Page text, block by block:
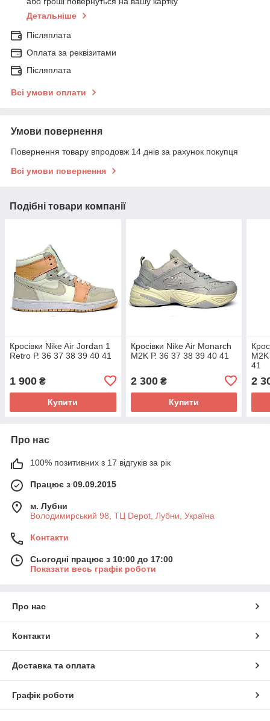
Детальніше
Післяплата
Оплата за реквізитами
Післяплата
Всі умови оплати
Умови повернення
Повернення товару впродовж 14 днів за рахунок покупця
Всі умови повернення
Подібні товари компанії
Кросівки Nike Air Jordan 1
Retro Р. 36 37 38 39 40 41
1 900 ₴
Купити
Кросівки Nike Air Monarch
M2K Р. 36 37 38 39 40 41
2 300₴
Купити
41
2
Про нас
100% позитивних з 17 відгуків за рік
Працює з 09.09.2015
м. Лубни
Володимирський 98, ТЦ Depot, Лубни, Україна
Контакти
Сьогодні працює з 10:00 до 17:00
Показати весь графік роботи
Про нас
Контакти
Доставка та оплата
Графік роботи